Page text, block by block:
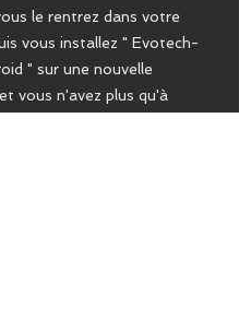
le rentrez dans votre
vous installez " Evotech-
" sur une nouvelle
vous n'avez plus qu'à